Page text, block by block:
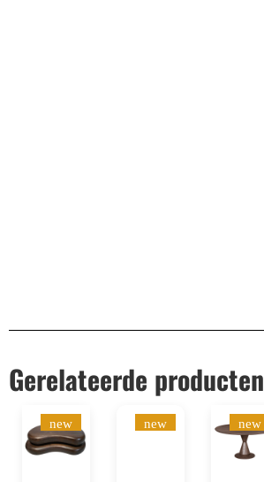
Gerelateerde producten
new new new